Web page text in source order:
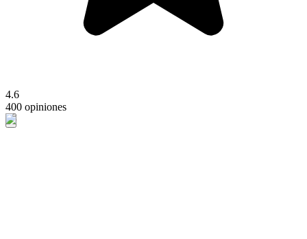
4.6
400 opiniones